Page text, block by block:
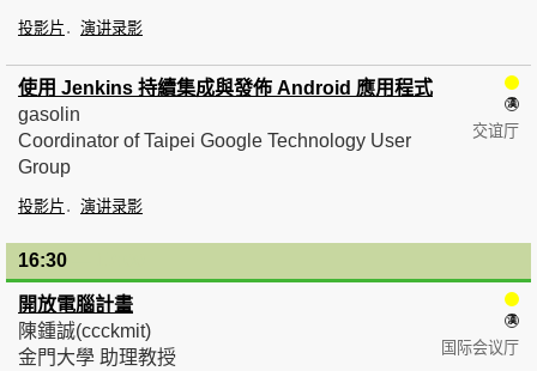
投影片 演讲录影
使用 Jenkins 持續集成與發佈 Android 應用程式
交谊厅
gasolin
Coordinator of Taipei Google Technology User
Group
投影片 演讲录影
16:30
開放電腦計畫
国际会议厅
陳鍾誠(ccckmit)
金門大學 助理教授